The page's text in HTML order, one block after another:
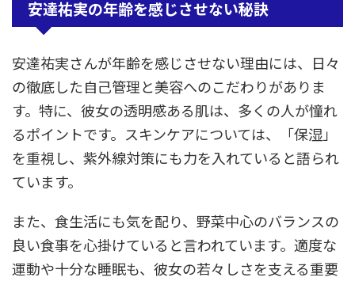
安達祐実の年齢を感じさせない秘訣
安達祐実さんが年齢を感じさせない理由には、日々
の徹底した自己管理と美容へのこだわりがありま
す。特に、彼女の透明感ある肌は、多くの人が憧れ
るポイントです。スキンケアについては、「保湿」
を重視し、紫外線対策にも力を入れていると語られ
ています。
また、食生活にも気を配り、野菜中心のバランスの
良い食事を心掛けていると言われています。適度な
運動や十分な睡眠も、彼女の若々しさを支える重要